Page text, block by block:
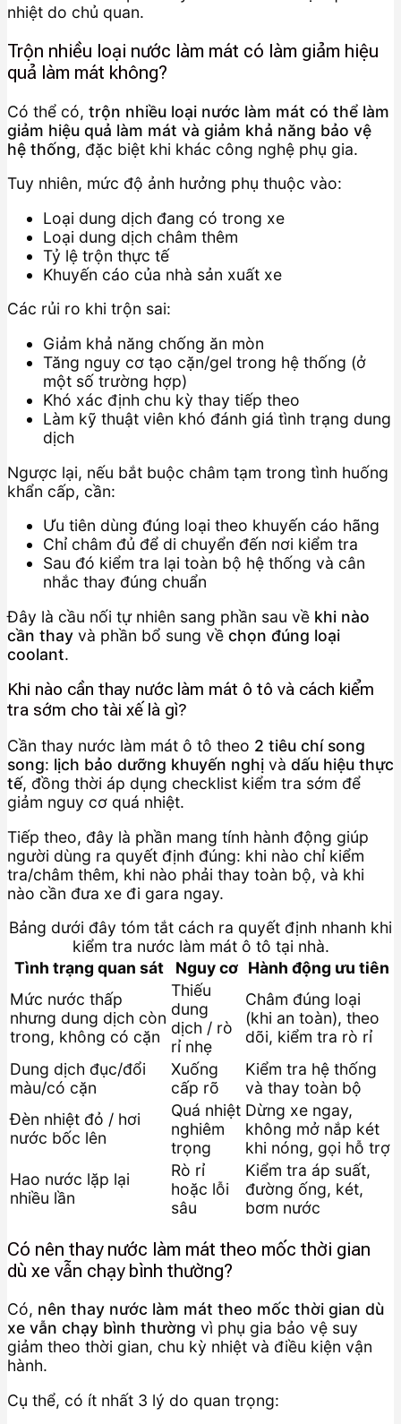
nhiệt do chủ quan.
Trộn nhiều loại nước làm mát có làm giảm hiệu
quả làm mát không?
Có thể có, trộn nhiều loại nước làm mát có thể làm
giảm hiệu quả làm mát và giảm khả năng bảo vệ
hệ thống, đặc biệt khi khác công nghệ phụ gia.
Tuy nhiên, mức độ ảnh hưởng phụ thuộc vào:
Loại dung dịch đang có trong xe
Loại dung dịch châm thêm
Tỷ lệ trộn thực tế
Khuyến cáo của nhà sản xuất xe
Các rủi ro khi trộn sai:
Giảm khả năng chống ăn mòn
Tăng nguy cơ tạo cặn/gel trong hệ thống (ở
một số trường hợp)
Khó xác định chu kỳ thay tiếp theo
Làm kỹ thuật viên khó đánh giá tình trạng dung
dịch
Ngược lại, nếu bắt buộc châm tạm trong tình huống
khẩn cấp, cần:
Ưu tiên dùng đúng loại theo khuyến cáo hãng
Chỉ châm đủ để di chuyển đến nơi kiểm tra
Sau đó kiểm tra lại toàn bộ hệ thống và cân
nhắc thay đúng chuẩn
Đây là cầu nối tự nhiên sang phần sau về khi nào
cần thay và phần bổ sung về chọn đúng loại
coolant.
Khi nào cần thay nước làm mát ô tô và cách kiểm
tra sớm cho tài xế là gì?
Cần thay nước làm mát ô tô theo 2 tiêu chí song
song: lịch bảo dưỡng khuyến nghị và dấu hiệu thực
tế, đồng thời áp dụng checklist kiểm tra sớm để
giảm nguy cơ quá nhiệt.
Tiếp theo, đây là phần mang tính hành động giúp
người dùng ra quyết định đúng: khi nào chỉ kiểm
tra/châm thêm, khi nào phải thay toàn bộ, và khi
nào cần đưa xe đi gara ngay.
Bảng dưới đây tóm tắt cách ra quyết định nhanh khi
kiểm tra nước làm mát ô tô tại nhà.
Tình trạng quan sát
Nguy cơ Hành động ưu tiên
Mức nước thấp
nhưng dung dịch còn
trong, không có cặn
Thiếu
dung
dịch / rò
rỉ nhẹ
Châm đúng loại
(khi an toàn), theo
dõi, kiểm tra rò rỉ
Dung dịch đục/đổi
màu/có cặn
Xuống
cấp rõ
Kiểm tra hệ thống
và thay toàn bộ
Đèn nhiệt đỏ / hơi
nước bốc lên
Quá nhiệt
nghiêm
trọng
Dừng xe ngay,
không mở nắp két
khi nóng, gọi hỗ trợ
Hao nước lặp lại
nhiều lần
Rò rỉ
hoặc lỗi
sâu
Kiểm tra áp suất,
đường ống, két,
bơm nước
Có nên thay nước làm mát theo mốc thời gian
dù xe vẫn chạy bình thường?
Có, nên thay nước làm mát theo mốc thời gian dù
xe vẫn chạy bình thường vì phụ gia bảo vệ suy
giảm theo thời gian, chu kỳ nhiệt và điều kiện vận
hành.
Cụ thể, có ít nhất 3 lý do quan trọng: